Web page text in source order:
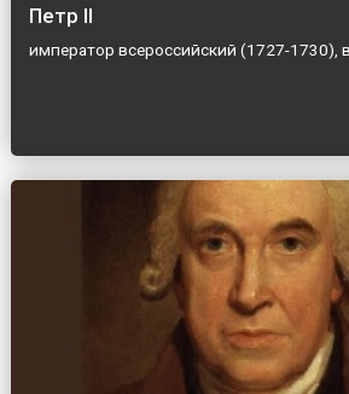
Петр II
император всероссийский (1727-1730),